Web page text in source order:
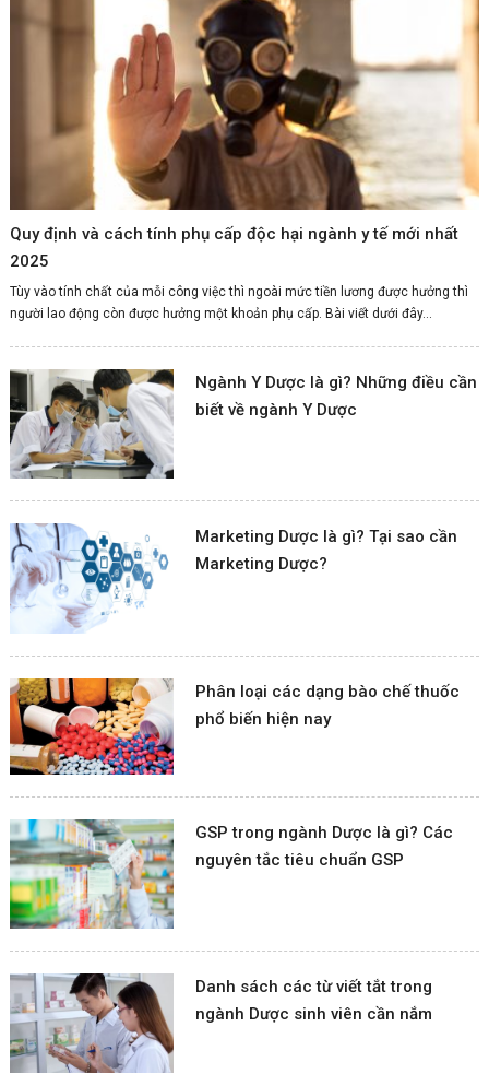
Quy định và cách tính phụ cấp độc hại ngành y tế mới nhất
2025
Tùy vào tính chất của mỗi công việc thì ngoài mức tiền lương được hưởng thì
người lao động còn được hưởng một khoản phụ cấp. Bài viết dưới đây...
Ngành Y Dược là gì? Những điều cần
biết về ngành Y Dược
Marketing Dược là gì? Tại sao cần
Marketing Dược?
Phân loại các dạng bào chế thuốc
phổ biến hiện nay
GSP trong ngành Dược là gì? Các
nguyên tắc tiêu chuẩn GSP
Danh sách các từ viết tắt trong
ngành Dược sinh viên cần nắm